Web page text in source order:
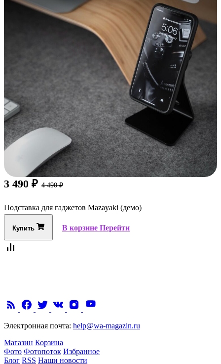
3 490 ₽ 4 490₽
Подставка для гаджетов Mazayaki (демо)
Купить В корзине Перейти
Электронная почта: help@wa-magazin.ru
Магазин Корзина
Фото Фотопоток Избранное
Блог RSS Наши новости